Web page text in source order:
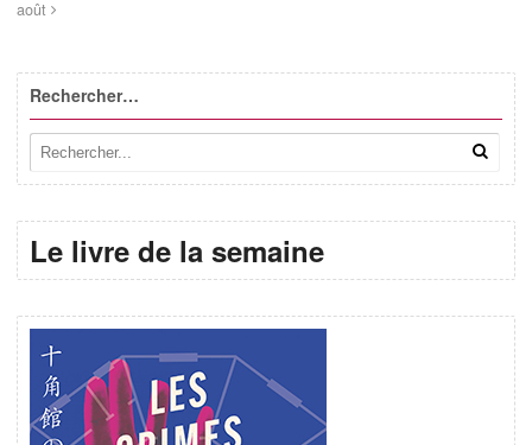
août
Rechercher…
Le livre de la semaine